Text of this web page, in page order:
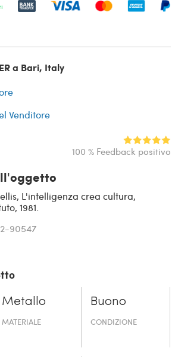
a Bari, Italy
Venditore
100 % Feedback positivo
L'intelligenza crea cultura,
1981.
90547
Metallo
MATERIALE
Buono
CONDIZIONE